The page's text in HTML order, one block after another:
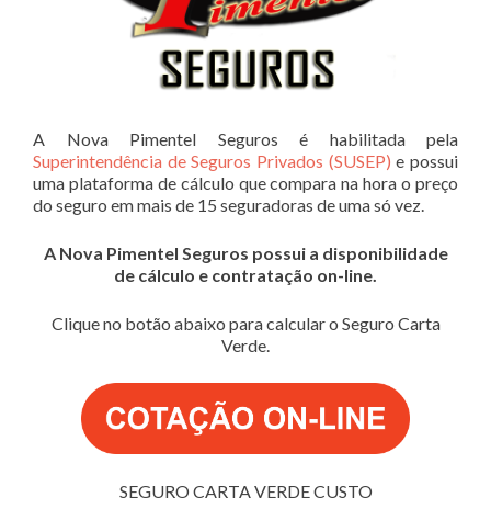
A Nova Pimentel Seguros é habilitada pela
Superintendência de Seguros Privados (SUSEP) e possui
uma plataforma de cálculo que compara na hora o preço
do seguro em mais de 15 seguradoras de uma só vez.
A Nova Pimentel Seguros possui a disponibilidade
de cálculo e contratação on-line.
Clique no botão abaixo para calcular o Seguro Carta
Verde.
SEGURO CARTA VERDE CUSTO